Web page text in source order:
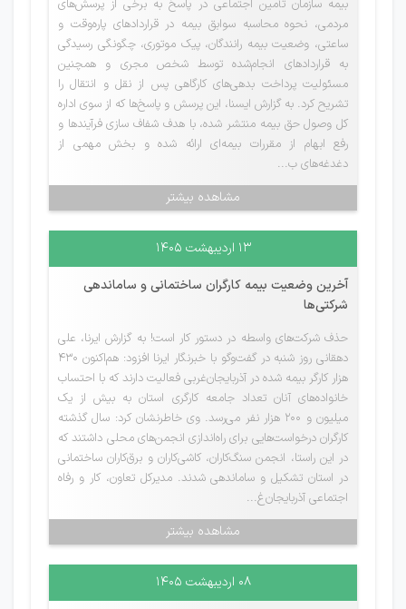
بیمه سازمان تأمین اجتماعی در پاسخ به برخی از پرسش‌های
مردمی، نحوه محاسبه سوابق بیمه در قراردادهای پاره‌وقت و
ساعتی، وضعیت بیمه رانندگان، پیک موتوری، چگونگی رسیدگی
به قراردادهای انجام‌شده توسط شخص مجری و همچنین
مسئولیت پرداخت بدهی‌های کارگاهی پس از نقل و انتقال را
تشریح کرد. به گزارش ایسنا، این پرسش و پاسخ‌ها که از سوی اداره
کل وصول حق بیمه منتشر شده، با هدف شفاف سازی فرآیندها و
رفع ابهام از مقررات بیمه‌ای ارائه شده و بخش مهمی از
دغدغه‌های ب...
مشاهده بیشتر
۱۳ اردیبهشت ۱۴۰۵
آخرین وضعیت بیمه کارگران ساختمانی و ساماندهی
شرکتی‌ها
حذف شرکت‌های واسطه در دستور کار است! به گزارش ایرنا، علی
دهقانی روز شنبه در گفت‌وگو با خبرنگار ایرنا افزود: هم‌اکنون ۴۳۰
هزار کارگر بیمه شده در آذربایجان‌غربی فعالیت دارند که با احتساب
خانواده‌های آنان تعداد جامعه کارگری استان به بیش از یک
میلیون و ۲۰۰ هزار نفر می‌رسد. وی خاطرنشان کرد: سال گذشته
کارگران درخواست‌هایی برای راه‌اندازی انجمن‌های محلی داشتند که
در این راستا، انجمن سنگ‌کاران، کاشی‌کاران و برق‌کاران ساختمانی
در استان تشکیل و ساماندهی شدند. مدیرکل تعاون، کار و رفاه
اجتماعی آذربایجان‌غ...
مشاهده بیشتر
۰۸ اردیبهشت ۱۴۰۵